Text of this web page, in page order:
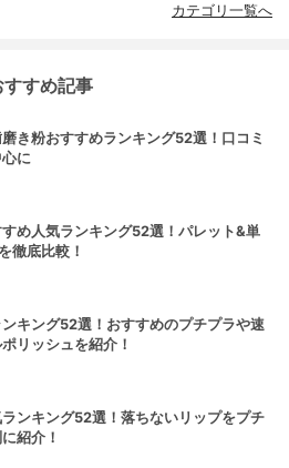
カテゴリ一覧へ
すめ記事
き粉おすすめランキング52選！口コミ
に
め人気ランキング52選！パレット&単
徹底比較！
キング52選！おすすめのプチプラや速
リッシュを紹介！
ンキング52選！落ちないリップをプチ
紹介！